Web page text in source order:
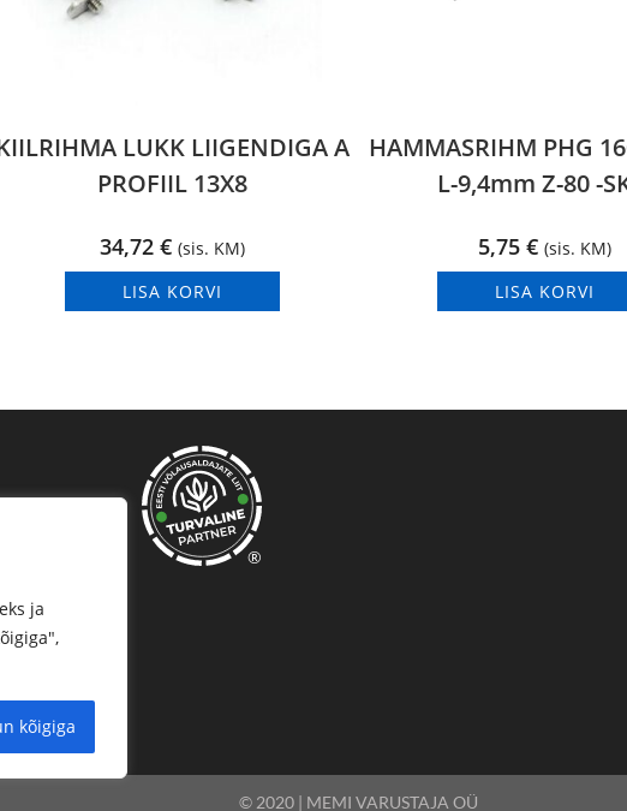
ja
kõigiga
LUKK LIIGENDIGA A
PROFIIL 13X8
34,72 € (sis. KM)
LISA KORVI
HAMMASRIHM PHG
L-9,4mm Z-80 -
5,75 € (sis. KM)
LISA KORVI
®
© 2020 | MEMI VARUSTAJA OÜ